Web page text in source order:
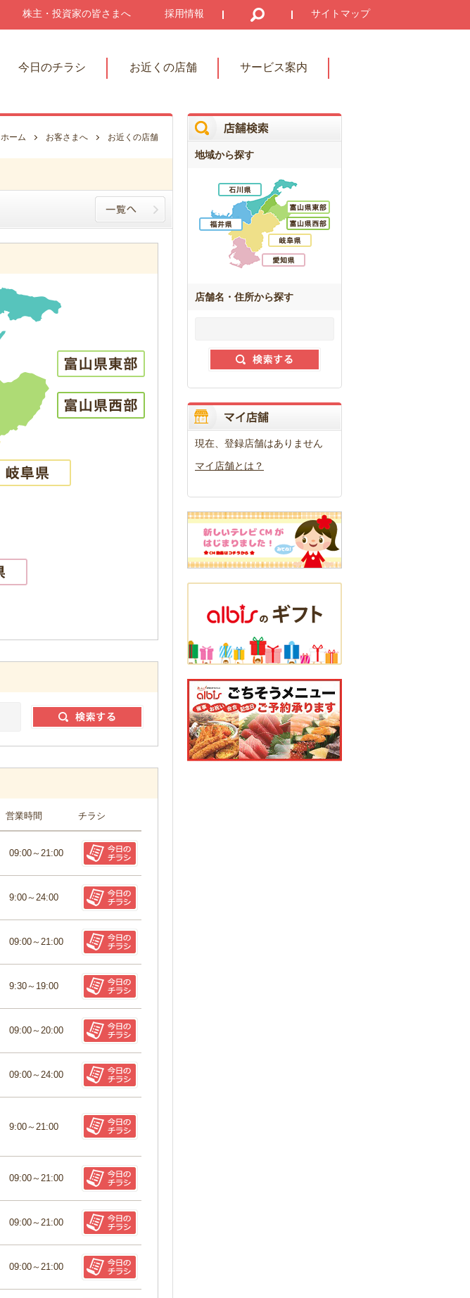
株主・投資家の皆さまへ 採用情報 サイトマップ
今日のチラシ お近くの店舗 サービス案内
ホーム お客さまへ お近くの店舗
営業時間 チラシ
09:00～21:00
9:00～24:00
09:00～21:00
9:30～19:00
09:00～20:00
09:00～24:00
9:00～21:00
09:00～21:00
09:00～21:00
09:00～21:00
地域から探す
店舗名・住所から探す
現在、登録店舗はありません
マイ店舗とは？